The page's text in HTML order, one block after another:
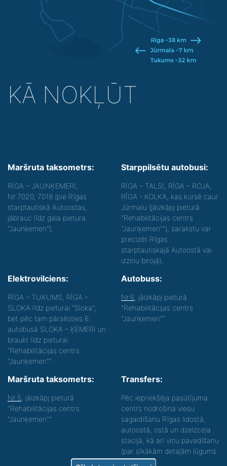
KĀ NOKĻŪT
Maršruta taksometrs:
RĪGA – JAUNĶEMERI,
Nr.7020, 7018 (pie Rīgas
starptautiskā Autoostas,
jābrauc līdz gala pietura
"Jaunķemeri");
Starppilsētu autobusi:
RĪGA – TALSI, RĪGA – ROJA,
RĪGA - KOLKA, kas kursē caur
Jūrmalu (jāizkāpj pieturā
"Rehabilitācijas centrs
"Jaunķemeri""), sarakstu var
precizēt Rīgas
starptautiskajā Autoostā vai
izziņu birojā);
Elektrovilciens:
RĪGA – TUKUMS, RĪGA –
SLOKA līdz pieturai "Sloka",
bet pēc tam pārsēsties 6.
autobusā SLOKA – ĶEMERI un
braukt līdz pieturai
"Rehabilitācijas centrs
"Jaunķemeri"".
Autobuss:
Nr.6 , jāizkāpj pieturā
"Rehabilitācijas centrs
"Jaunķemeri"".
Maršruta taksometrs:
Nr.5 , jāizkāpj pieturā
"Rehabilitācijas centrs
"Jaunķemeri""
Transfers:
Pēc iepriekšēja pasūtījuma
centrs nodrošina viesu
sagaidīšanu Rīgas lidostā,
autoostā, ostā un dzelzceļa
stacijā, kā arī viņu pavadīšanu
(par sīkākām detaļām lūgums
zvanīt).